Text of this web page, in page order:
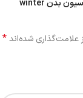
اولین نفری باشید که دیدگاهی را ارسال می کنید برای “لوسیون بدن winter
شده‌اند*